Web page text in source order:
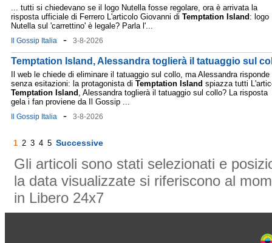
... tutti si chiedevano se il logo Nutella fosse regolare, ora è arrivata la
risposta ufficiale di Ferrero L'articolo Giovanni di Temptation Island : logo
Nutella sul 'carrettino' è legale? Parla l'...
Il Gossip Italia - 3-8-2026
Temptation Island, Alessandra toglierà il tatuaggio sul
Il web le chiede di eliminare il tatuaggio sul collo, ma Alessandra risponde
senza esitazioni: la protagonista di Temptation Island spiazza tutti
Temptation Island , Alessandra toglierà il tatuaggio sul collo? La risposta
gela i fan proviene da Il Gossip ...
Il Gossip Italia - 3-8-2026
1 2 3 4 5 Successive
Gli articoli sono stati selezionati e
la data visualizzate si riferiscono al
in Libero 24x7